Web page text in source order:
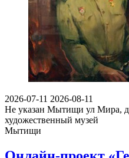
2026-07-11 2026-08-11
Не указан Мытищи ул Мира,
художественный музей
Мытищи